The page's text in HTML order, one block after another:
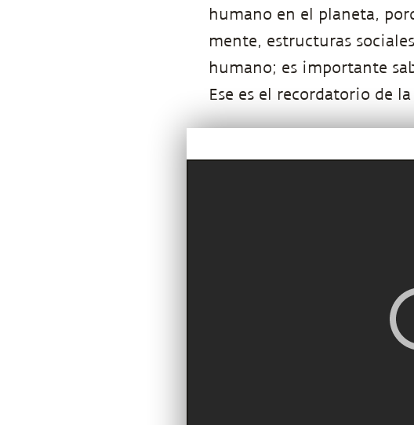
humano en el planeta,
mente, estructuras
humano; es importante
Ese es el recordatorio de